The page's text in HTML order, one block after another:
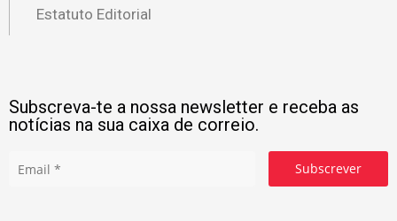
Estatuto Editorial
Subscreva-te a nossa newsletter e receba as
notícias na sua caixa de correio.
Subscrever